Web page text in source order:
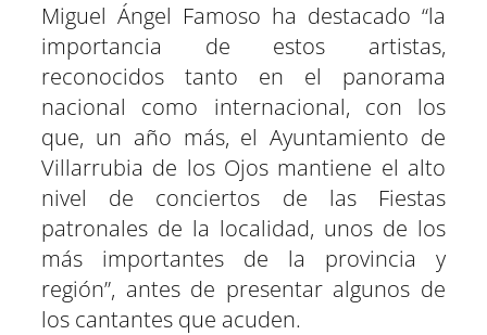
Miguel Ángel Famoso ha destacado “la
importancia de estos artistas,
reconocidos tanto en el panorama
nacional como internacional, con los
que, un año más, el Ayuntamiento de
Villarrubia de los Ojos mantiene el alto
nivel de conciertos de las Fiestas
patronales de la localidad, unos de los
más importantes de la provincia y
región”, antes de presentar algunos de
los cantantes que acuden.